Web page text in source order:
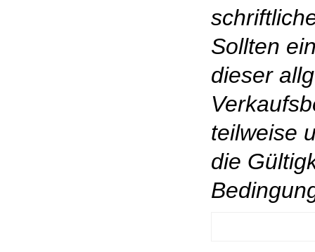
Sollten
dieser
teilweise
die